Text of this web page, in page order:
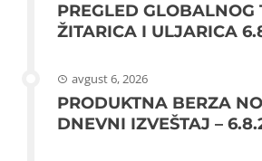
PREGLED GLOBALNOG
ŽITARICA I ULJARICA
avgust 6, 2026
PRODUKTNA BERZA
DNEVNI IZVEŠTAJ –